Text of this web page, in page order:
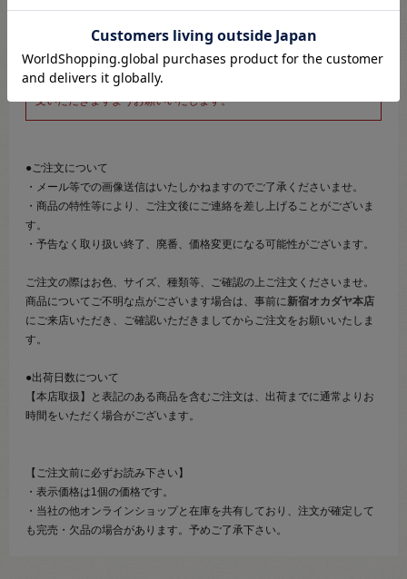
また、詳細につきましてのご案内、ご相談もオンラインショップ窓
口では承っておりません。
併せて下記のご説明事項につきましてもご確認、ご了承の上、ご注
文いただきますようお願いいたします。
●ご注文について
・メール等での画像送信はいたしかねますのでご了承くださいませ。
・商品の特性等により、ご注文後にご連絡を差し上げることがございま
す。
・予告なく取り扱い終了、廃番、価格変更になる可能性がございます。
ご注文の際はお色、サイズ、種類等、ご確認の上ご注文くださいませ。
商品についてご不明な点がございます場合は、事前に新宿オカダヤ本店
にご来店いただき、ご確認いただきましてからご注文をお願いいたしま
す。
●出荷日数について
【本店取扱】と表記のある商品を含むご注文は、出荷までに通常よりお
時間をいただく場合がございます。
【ご注文前に必ずお読み下さい】
・表示価格は1個の価格です。
・当社の他オンラインショップと在庫を共有しており、注文が確定して
も完売・欠品の場合があります。予めご了承下さい。